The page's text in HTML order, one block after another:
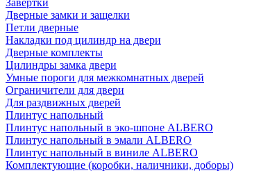
Завертки
Дверные замки и защелки
Петли дверные
Накладки под цилиндр на двери
Дверные комплекты
Цилиндры замка двери
Умные пороги для межкомнатных дверей
Ограничители для двери
Для раздвижных дверей
Плинтус напольный
Плинтус напольный в эко-шпоне ALBERO
Плинтус напольный в эмали ALBERO
Плинтус напольный в виниле ALBERO
Комплектующие (коробки, наличники, доборы)